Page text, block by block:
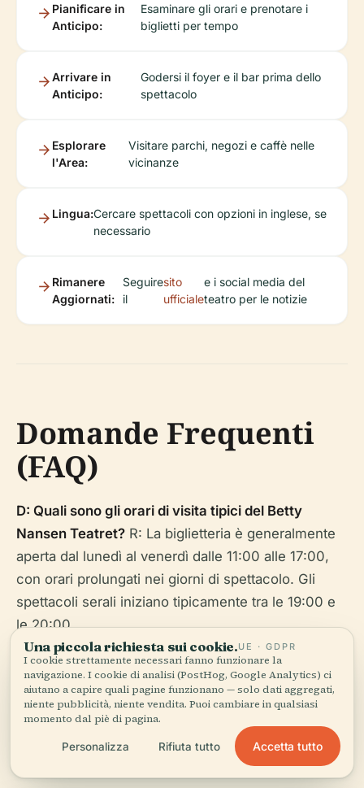
Pianificare in
Anticipo:
Esaminare gli orari e prenotare i
biglietti per tempo
Arrivare in
Anticipo:
Godersi il foyer e il bar prima dello
spettacolo
Esplorare
l'Area:
Visitare parchi, negozi e caffè nelle
vicinanze
Lingua:Cercare spettacoli con opzioni in inglese, se
necessario
Rimanere
Aggiornati:
Seguire
il
sito
ufficiale
e i social media del
teatro per le notizie
Domande Frequenti
(FAQ)
D: Quali sono gli orari di visita tipici del Betty
Nansen Teatret? R: La biglietteria è generalmente
aperta dal lunedì al venerdì dalle 11:00 alle 17:00,
con orari prolungati nei giorni di spettacolo. Gli
spettacoli serali iniziano tipicamente tra le 19:00 e
le 20:00.
D: Come posso acquistare i biglietti?R: I biglietti
sono disponibili online, telefonicamente o presso la
biglietteria. Si raccomanda la prenotazione
D: Il teatro è accessibile in sedia a rotelle?R: Sì. Il
Una piccola richiesta sui cookie.UE · GDPR
I cookie strettamente necessari fanno funzionare la
navigazione. I cookie di analisi (PostHog, Google Analytics) ci
aiutano a capire quali pagine funzionano — solo dati aggregati,
niente pubblicità, niente vendita. Puoi cambiare in qualsiasi
momento dal piè di pagina.
Personalizza Rifiuta tutto Accetta tutto